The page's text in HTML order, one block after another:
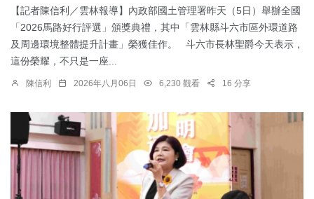
【記者陳信利／雲林報導】內政部國土管理署昨天（5日）舉辦全國
「2026馬路好行評選」頒獎典禮，其中「雲林縣斗六市區外環道路
及周邊環境整體提升計畫」榮獲佳作。 斗六市長林聖爵今天表示，
這份榮耀，不只是一座...
陳信利 2026年八月06日 6,230 觀看 16 分享